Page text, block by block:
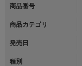
商品番号
商品カテゴリ
発売日
種別